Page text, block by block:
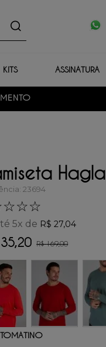
KITS ASSINATURA
:23694
☆☆☆
5x de R$ 27,04
,20 R$ 169,00
TOMATINO